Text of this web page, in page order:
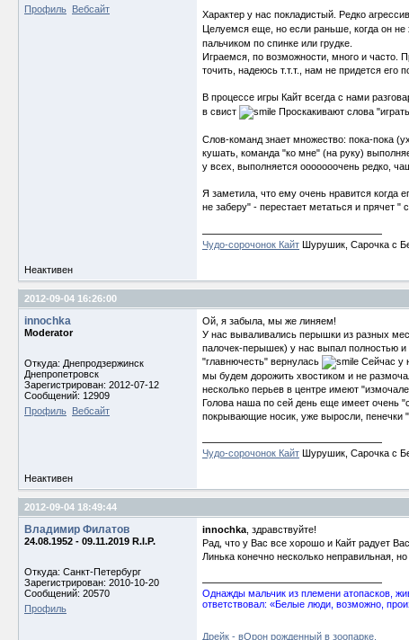
Профиль Вебсайт
Характер у нас покладистый. Редко
Целуемся еще, но если раньше, когда он
пальчиком по спинке или грудке.
Играемся, по возможности, много и часто.
точить, надеюсь т.т.т., нам не придется его
В процессе игры Кайт всегда с нами
в свист
Проскакивают слова
Слов-команд знает множество: пока-пока
кушать, команда "ко мне" (на руку)
у всех, выполняется ооооооочень редко,
Я заметила, что ему очень нравится когда
не заберу" - перестает метаться и прячет "
Чудо-сорочонок Кайт Шурушик, Сарочка с
Неактивен
2012-09-04 16:26:00
innochka
Moderator
Откуда: Днепродзержинск
Днепропетровск
Зарегистрирован: 2012-07-12
Сообщений: 12909
Профиль Вебсайт
Ой, я забыла, мы же линяем!
У нас вываливались перышки из разных
палочек-перышек) у нас выпал полностью
"главнючесть" вернулась
Сейчас у
мы будем дорожить хвостиком и не
несколько перьев в центре имеют
Голова наша по сей день еще имеет очень
покрывающие носик, уже выросли, пенечки
Чудо-сорочонок Кайт Шурушик, Сарочка с
Неактивен
2012-09-04 18:49:44
Владимир Филатов
24.08.1952 - 09.11.2019 R.I.P.
Откуда: Санкт-Петербург
Зарегистрирован: 2010-10-20
Сообщений: 20570
Профиль
innochka , здравствуйте!
Рад, что у Вас все хорошо и Кайт радует
Линька конечно несколько неправильная,
Однажды мальчик из племени атопасков,
ответствовал: «Белые люди, возможно,
Дрейк - вОрон рожденный в зоопарке.